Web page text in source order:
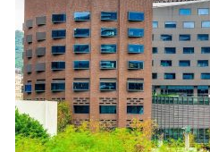
店
2
次
住
宿，
即
可
额